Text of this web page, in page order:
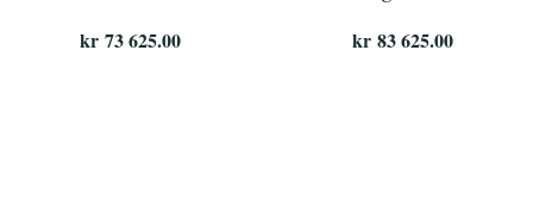
kr 73 625.00 kr 83 625.00